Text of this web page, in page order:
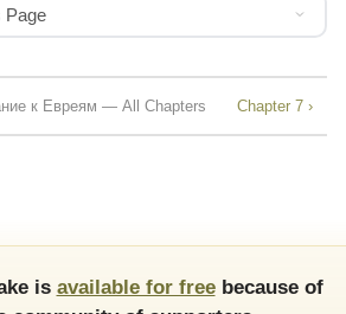
Page
к Евреям — All Chapters Chapter 7 ›
is available for freebecause of